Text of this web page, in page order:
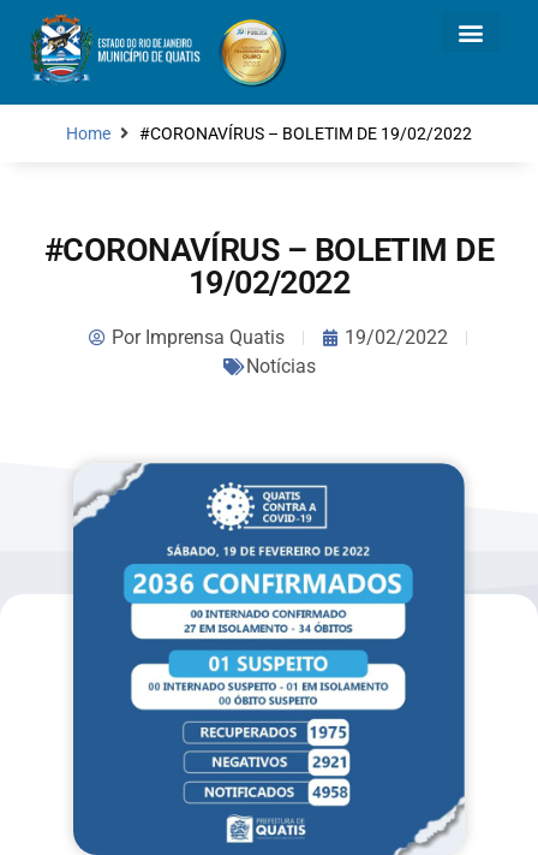
Home #CORONAVÍRUS – BOLETIM DE 19/02/2022
#CORONAVÍRUS – BOLETIM DE
19/02/2022
PorImprensa Quatis
19/02/2022
Notícias